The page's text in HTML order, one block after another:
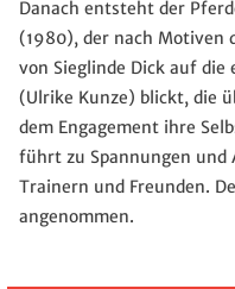
Danach entsteht der
(1980), der nach Motiven
von Sieglinde Dick auf
(Ulrike Kunze) blickt, die
dem Engagement ihre
führt zu Spannungen und
Trainern und Freunden.
angenommen.